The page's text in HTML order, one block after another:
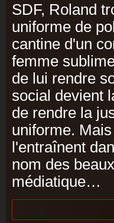
SDF, Roland
uniforme de
cantine d'un
femme
de lui rendre
social devient
de rendre la
uniforme.
l'entraînent
nom des
médiatique…